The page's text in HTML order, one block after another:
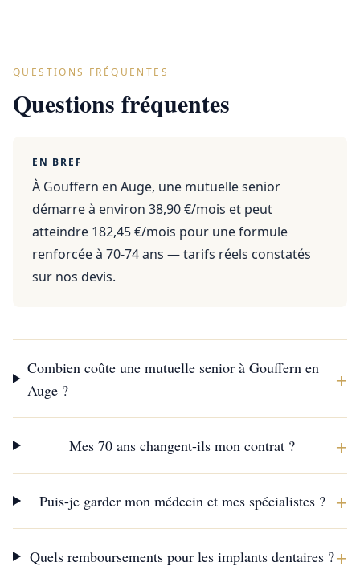
QUESTIONS FRÉQUENTES
Questions fréquentes
EN BREF
À Gouffern en Auge, une mutuelle senior
démarre à environ 38,90 €/mois et peut
atteindre 182,45 €/mois pour une formule
renforcée à 70-74 ans — tarifs réels constatés
sur nos devis.
Combien coûte une mutuelle senior à Gouffern en
Auge ?
+
Mes 70 ans changent-ils mon contrat ? +
Puis-je garder mon médecin et mes spécialistes ? +
Quels remboursements pour les implants dentaires ?+